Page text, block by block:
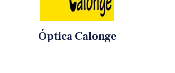
Óptica Calonge